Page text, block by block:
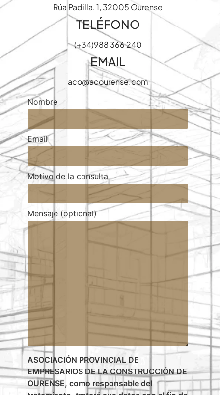
Rúa Padilla, 1, 32005 Ourense
TELÉFONO
(+34)988 366 240
EMAIL
aco@acourense.com
Nombre
Email
Motivo de la consulta
Mensaje (optional)
ASOCIACIÓN PROVINCIAL DE
EMPRESARIOS DE LA CONSTRUCCIÓN DE
OURENSE, como responsable del